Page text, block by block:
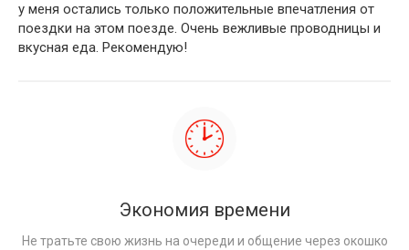
у меня остались только положительные впечатления от
поездки на этом поезде. Очень вежливые проводницы и
вкусная еда. Рекомендую!
Экономия времени
Не тратьте свою жизнь на очереди и общение через окошко